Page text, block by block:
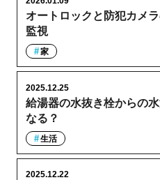
オートロックと防犯カメ
監視
家
給湯器の水抜き栓からの
なる？
2025.12.25
生活
2025.12.22